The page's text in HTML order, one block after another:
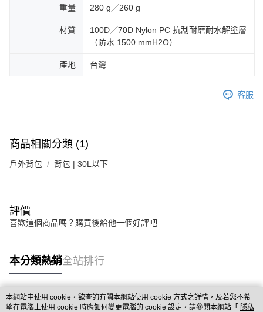
重量 280 g／260 g
材質
100D／70D Nylon PC 抗刮耐磨耐水解塗層
（防水 1500 mmH2O）
產地 台灣
客服
商品相關分類 (1)
戶外背包 背包 | 30L以下
評價
喜歡這個商品嗎？購買後給他一個好評吧
本分類熱銷全站排行
熱門標籤
本網站中使用 cookie，欲查詢有關本網站使用 cookie 方式之詳情，及若您不希
望在電腦上使用 cookie 時應如何變更電腦的 cookie 設定，請參閱本網站「 隱私